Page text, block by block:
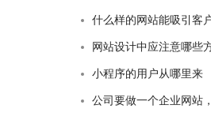
什么样的网站能吸引客
网站设计中应注意哪些
小程序的用户从哪里来
公司要做一个企业网站，在长